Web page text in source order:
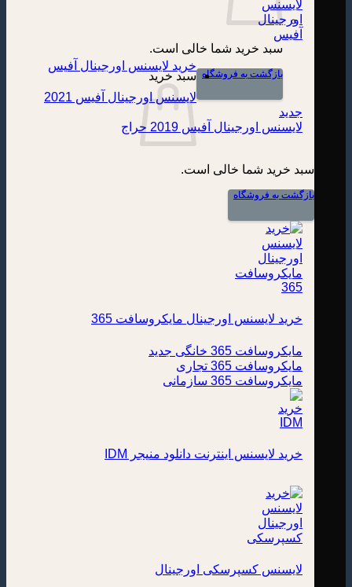
سبد خرید شما خالی است.
بازگشت به فروشگاه سبد خرید
سبد خرید شما خالی است.
بازگشت به فروشگاه
خرید لایسنس اورجینال آفیس
لایسنس اورجینال آفیس 2021
لایسنس اورجینال آفیس 2019
خرید لایسنس اورجینال مایکروسافت 365
مایکروسافت 365 خانگی
مایکروسافت 365 تجاری
مایکروسافت 365 سازمانی
خرید لایسنس اینترنت دانلود منیجر IDM
لایسنس کسپرسکی اورجینال